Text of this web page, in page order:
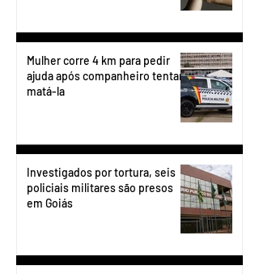
Mulher corre 4 km para pedir
ajuda após companheiro tentar
matá-la
Investigados por tortura, seis
policiais militares são presos
em Goiás